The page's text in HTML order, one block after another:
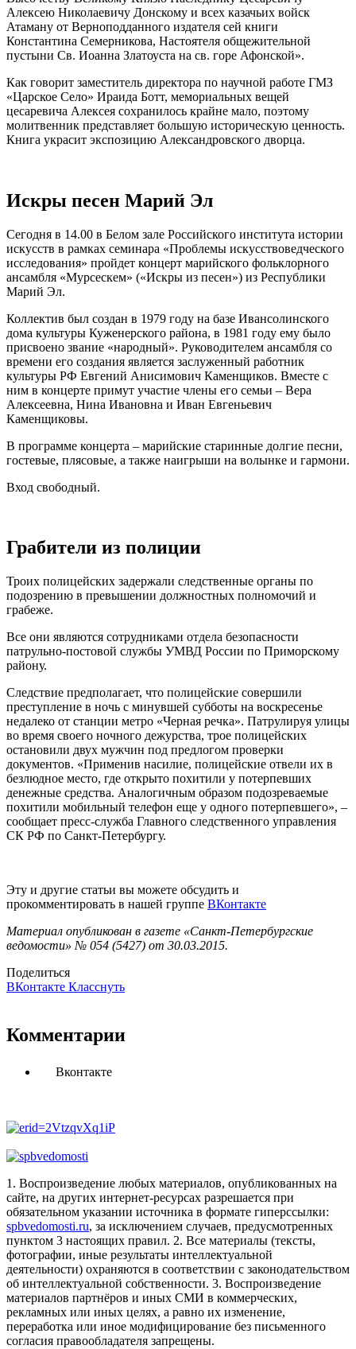
Алексею Николаевичу Донскому и всех казачьих войск
Атаману от Верноподданного издателя сей книги
Константина Семерникова, Настоятеля общежительной
пустыни Св. Иоанна Златоуста на св. горе Афонской».
Как говорит заместитель директора по научной работе ГМЗ
«Царское Село» Ираида Ботт, мемориальных вещей
цесаревича Алексея сохранилось крайне мало, поэтому
молитвенник представляет большую историческую ценность.
Книга украсит экспозицию Александровского дворца.
Искры песен Марий Эл
Сегодня в 14.00 в Белом зале Российского института истории
искусств в рамках семинара «Проблемы искусствоведческого
исследования» пройдет концерт марийского фольклорного
ансамбля «Мурсескем» («Искры из песен») из Республики
Марий Эл.
Коллектив был создан в 1979 году на базе Ивансолинского
дома культуры Куженерского района, в 1981 году ему было
присвоено звание «народный». Руководителем ансамбля со
времени его создания является заслуженный работник
культуры РФ Евгений Анисимович Каменщиков. Вместе с
ним в концерте примут участие члены его семьи – Вера
Алексеевна, Нина Ивановна и Иван Евгеньевич
Каменщиковы.
В программе концерта – марийские старинные долгие песни,
гостевые, плясовые, а также наигрыши на волынке и гармони.
Вход свободный.
Грабители из полиции
Троих полицейских задержали следственные органы по
подозрению в превышении должностных полномочий и
грабеже.
Все они являются сотрудниками отдела безопасности
патрульно-постовой службы УМВД России по Приморскому
району.
Следствие предполагает, что полицейские совершили
преступление в ночь с минувшей субботы на воскресенье
недалеко от станции метро «Черная речка». Патрулируя улицы
во время своего ночного дежурства, трое полицейских
остановили двух мужчин под предлогом проверки
документов. «Применив насилие, полицейские отвели их в
безлюдное место, где открыто похитили у потерпевших
денежные средства. Аналогичным образом подозреваемые
похитили мобильный телефон еще у одного потерпевшего», –
сообщает пресс-служба Главного следственного управления
СК РФ по Санкт-Петербургу.
Эту и другие статьи вы можете обсудить и
прокомментировать в нашей группе ВКонтакте
Материал опубликован в газете «Санкт-Петербургские
ведомости» № 054 (5427) от 30.03.2015.
Поделиться
ВКонтакте Класснуть
Комментарии
Вконтакте
1. Воспроизведение любых материалов, опубликованных на
сайте, на других интернет-ресурсах разрешается при
обязательном указании источника в формате гиперссылки:
spbvedomosti.ru, за исключением случаев, предусмотренных
пунктом 3 настоящих правил. 2. Все материалы (тексты,
фотографии, иные результаты интеллектуальной
деятельности) охраняются в соответствии с законодательством
об интеллектуальной собственности. 3. Воспроизведение
материалов партнёров и иных СМИ в коммерческих,
рекламных или иных целях, а равно их изменение,
переработка или иное модифицирование без письменного
согласия правообладателя запрещены.